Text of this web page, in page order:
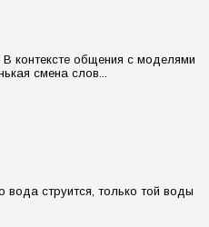
контексте общения с моделями
смена слов...
струится, только той воды